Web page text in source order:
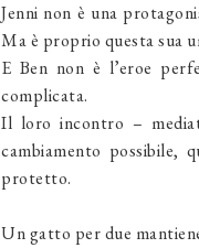
Jenni non è una
Ma è proprio questa sua
E Ben non è l’eroe
complicata.
Il loro incontro –
cambiamento possibile,
protetto.
Un gatto per due